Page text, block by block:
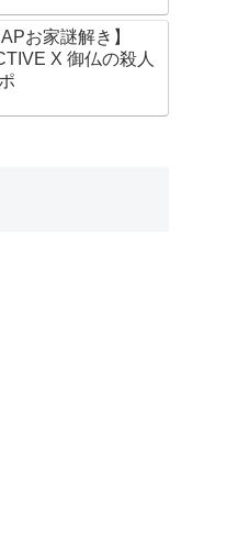
お家謎解き】
X 御仏の殺人